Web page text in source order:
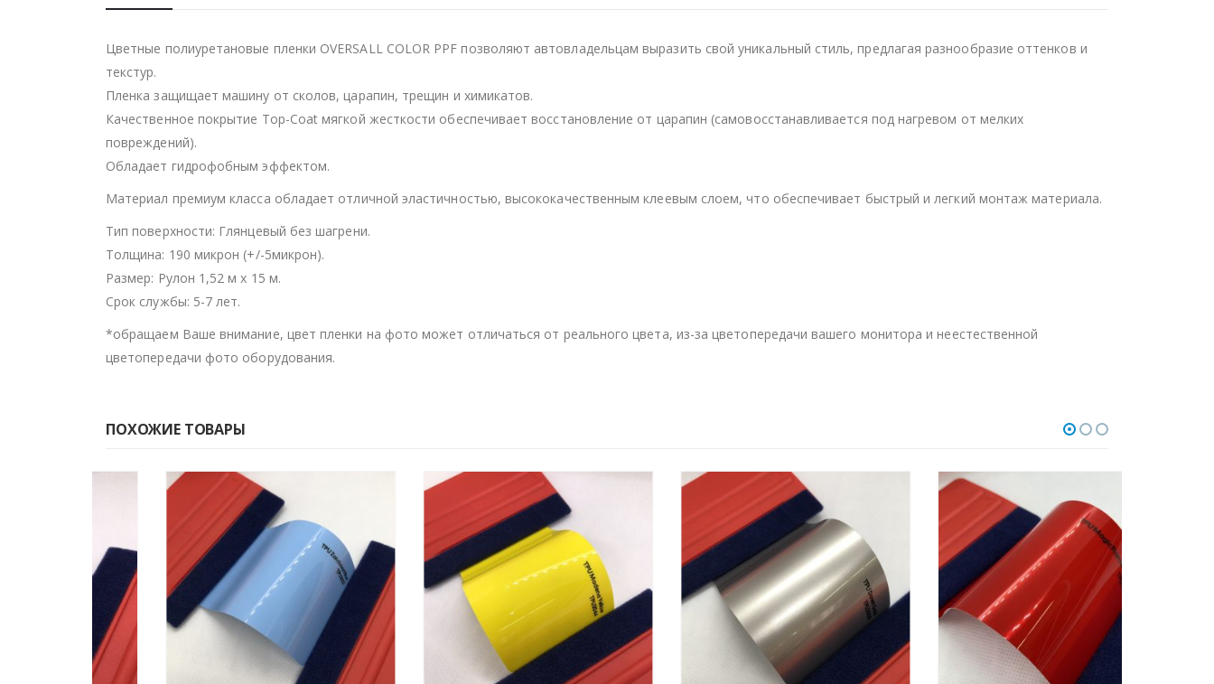
Цветные полиуретановые пленки OVERSALL COLOR PPF позволяют автовладельцам выразить свой уникальный стиль, предлагая разнообразие оттенков и
текстур.
Пленка защищает машину от сколов, царапин, трещин и химикатов.
Качественное покрытие Top-Coat мягкой жесткости обеспечивает восстановление от царапин (самовосстанавливается под нагревом от мелких
повреждений).
Обладает гидрофобным эффектом.
Материал премиум класса обладает отличной эластичностью, высококачественным клеевым слоем, что обеспечивает быстрый и легкий монтаж материала.
Тип поверхности: Глянцевый без шагрени.
Толщина: 190 микрон (+/-5микрон).
Размер: Рулон 1,52 м х 15 м.
Срок службы: 5-7 лет.
*обращаем Ваше внимание, цвет пленки на фото может отличаться от реального цвета, из-за цветопередачи вашего монитора и неестественной
цветопередачи фото оборудования.
ПОХОЖИЕ ТОВАРЫ